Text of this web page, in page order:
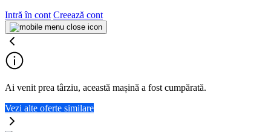
Intră în cont Creează cont
Ai venit prea târziu, această mașină a fost cumpărată.
Vezi alte oferte similare